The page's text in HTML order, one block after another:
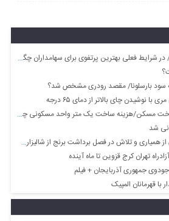
فعلی بهترین پرتفوی برای سهامداران چگونه خواهد بود؟
به سود بارسلونا/ مقصد رودری مشخص شد؟
نوشیدن چای بالاتر از دمای ۶۵ درجه
شد
و تلاش در فصل برداشت برنج از شالیزارهای شمال کشور
تهران کرج قزوین تا ماه آینده
جودوی جمهوری آذربایجان + فیلم
قهرمانان المپیک